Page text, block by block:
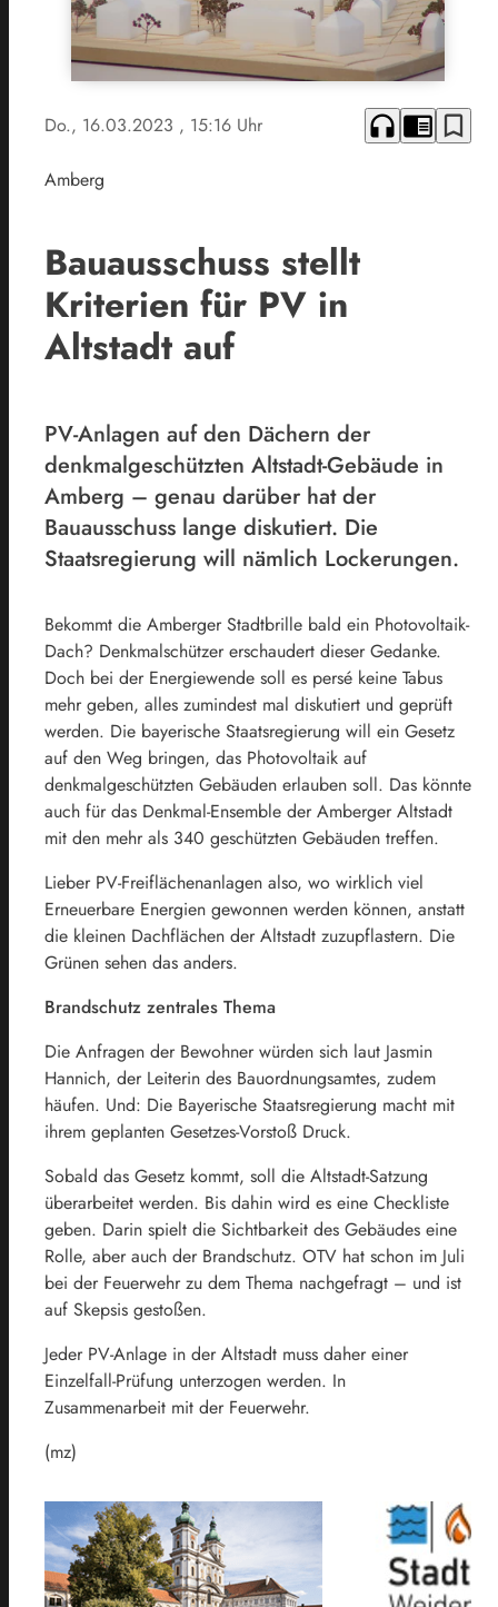
Do., 16.03.2023 , 15:16 Uhr headphones chrome_reader_mode bookmark_border
Amberg
Bauausschuss stellt
Kriterien für PV in
Altstadt auf
PV-Anlagen auf den Dächern der
denkmalgeschützten Altstadt-Gebäude in
Amberg – genau darüber hat der
Bauausschuss lange diskutiert. Die
Staatsregierung will nämlich Lockerungen.
Bekommt die Amberger Stadtbrille bald ein Photovoltaik-
Dach? Denkmalschützer erschaudert dieser Gedanke.
Doch bei der Energiewende soll es persé keine Tabus
mehr geben, alles zumindest mal diskutiert und geprüft
werden. Die bayerische Staatsregierung will ein Gesetz
auf den Weg bringen, das Photovoltaik auf
denkmalgeschützten Gebäuden erlauben soll. Das könnte
auch für das Denkmal-Ensemble der Amberger Altstadt
mit den mehr als 340 geschützten Gebäuden treffen.
Lieber PV-Freiflächenanlagen also, wo wirklich viel
Erneuerbare Energien gewonnen werden können, anstatt
die kleinen Dachflächen der Altstadt zuzupflastern. Die
Grünen sehen das anders.
Brandschutz zentrales Thema
Die Anfragen der Bewohner würden sich laut Jasmin
Hannich, der Leiterin des Bauordnungsamtes, zudem
häufen. Und: Die Bayerische Staatsregierung macht mit
ihrem geplanten Gesetzes-Vorstoß Druck.
Sobald das Gesetz kommt, soll die Altstadt-Satzung
überarbeitet werden. Bis dahin wird es eine Checkliste
geben. Darin spielt die Sichtbarkeit des Gebäudes eine
Rolle, aber auch der Brandschutz. OTV hat schon im Juli
bei der Feuerwehr zu dem Thema nachgefragt – und ist
auf Skepsis gestoßen.
Jeder PV-Anlage in der Altstadt muss daher einer
Einzelfall-Prüfung unterzogen werden. In
Zusammenarbeit mit der Feuerwehr.
(mz)